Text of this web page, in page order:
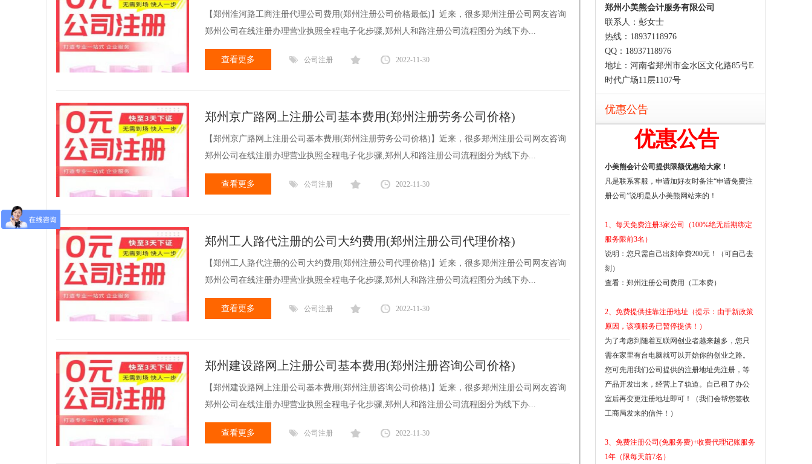
【郑州淮河路工商注册代理公司费用(郑州注册公司价格最低)】近来，很多郑州注册公司网友咨询
郑州公司在线注册办理营业执照全程电子化步骤,郑州人和路注册公司流程图分为线下办...
查看更多 公司注册 2022-11-30
郑州京广路网上注册公司基本费用(郑州注册劳务公司价格)
【郑州京广路网上注册公司基本费用(郑州注册劳务公司价格)】近来，很多郑州注册公司网友咨询
郑州公司在线注册办理营业执照全程电子化步骤,郑州人和路注册公司流程图分为线下办...
查看更多 公司注册 2022-11-30
郑州工人路代注册的公司大约费用(郑州注册公司代理价格)
【郑州工人路代注册的公司大约费用(郑州注册公司代理价格)】近来，很多郑州注册公司网友咨询
郑州公司在线注册办理营业执照全程电子化步骤,郑州人和路注册公司流程图分为线下办...
查看更多 公司注册 2022-11-30
郑州建设路网上注册公司基本费用(郑州注册咨询公司价格)
【郑州建设路网上注册公司基本费用(郑州注册咨询公司价格)】近来，很多郑州注册公司网友咨询
郑州公司在线注册办理营业执照全程电子化步骤,郑州人和路注册公司流程图分为线下办...
查看更多 公司注册 2022-11-30
郑州小美熊会计服务有限公司
联系人：彭女士
热线：18937118976
QQ：18937118976
地址：河南省郑州市金水区文化路85号E
时代广场11层1107号
优惠公告
优惠公告
小美熊会计公司提供限额优惠给大家！
凡是联系客服，申请加好友时备注“申请免费注
册公司”说明是从小美熊网站来的！
1、每天免费注册3家公司（100%绝无后期绑定
服务限前3名）
说明：您只需自己出刻章费200元！（可自己去
刻）
查看： 郑州注册公司费用（工本费）
2、免费提供挂靠注册地址（提示：由于新政策
原因，该项服务已暂停提供！）
为了考虑到随着互联网创业者越来越多，您只
需在家里有台电脑就可以开始你的创业之路。
您可先用我们公司提供的注册地址先注册，等
产品开发出来，经营上了轨道。自己租了办公
室后再变更注册地址即可！（我们会帮您签收
工商局发来的信件！）
3、免费注册公司(免服务费)+收费代理记账服务
1年（限每天前7名）